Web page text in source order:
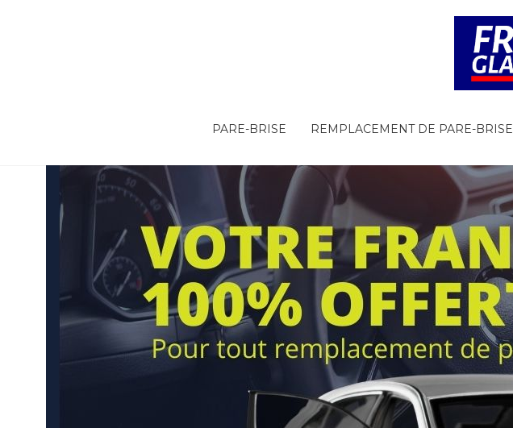
PARE-BRISE REMPLACEMENT DE PARE-BRISE